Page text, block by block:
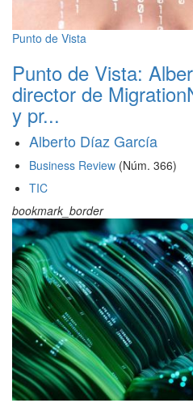
Punto de Vista
Punto de Vista:
director de
y pr...
Alberto Díaz García
Business Review (Núm. 366)
TIC
bookmark_border